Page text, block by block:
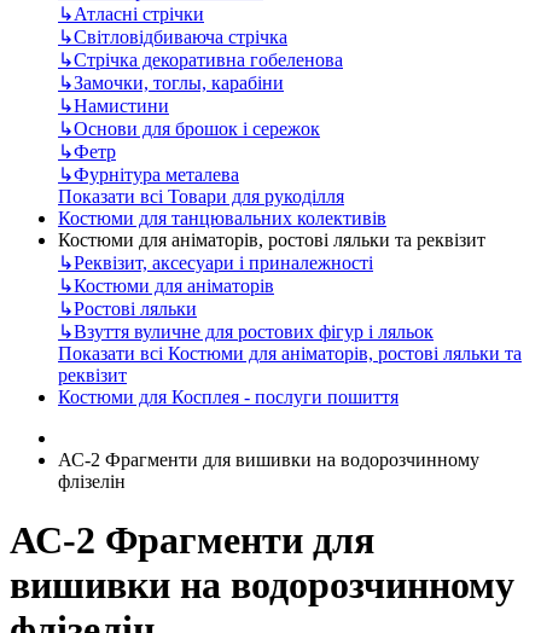
↳Атласні стрічки
↳Світловідбиваюча стрічка
↳Стрічка декоративна гобеленова
↳Замочки, тоглы, карабіни
↳Намистини
↳Основи для брошок і сережок
↳Фетр
↳Фурнітура металева
Показати всі Товари для рукоділля
Костюми для танцювальних колективів
Костюми для аніматорів, ростові ляльки та реквізит
↳Реквізит, аксесуари і приналежності
↳Костюми для аніматорів
↳Ростові ляльки
↳Взуття вуличне для ростових фігур і ляльок
Показати всі Костюми для аніматорів, ростові ляльки та
реквізит
Костюми для Косплея - послуги пошиття
АС-2 Фрагменти для вишивки на водорозчинному
флізелін
АС-2 Фрагменти для
вишивки на водорозчинному